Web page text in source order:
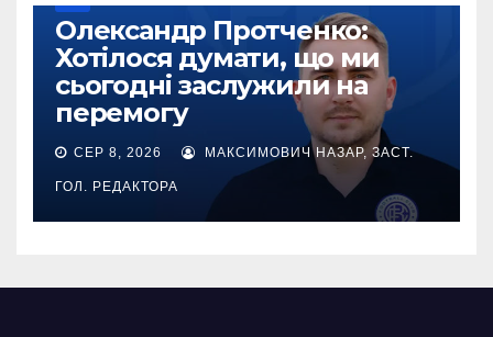
Олександр Протченко:
Хотілося думати, що ми
сьогодні заслужили на
перемогу
СЕР 8, 2026 МАКСИМОВИЧ НАЗАР, ЗАСТ.
ГОЛ. РЕДАКТОРА